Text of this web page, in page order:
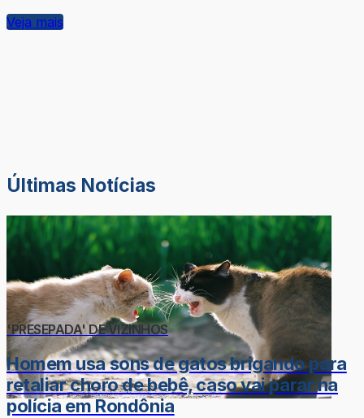
Veja mais
Últimas Notícias
'PRESEPADA' DE VIZINHOS
Homem usa sons de gatos brigando para
retaliar choro de bebê, caso vai parar na
polícia em Rondônia